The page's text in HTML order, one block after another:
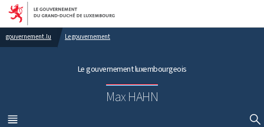
Aller au menu principal
Aller au contenu
gouvernement.lu Le gouvernement
Le gouvernement luxembourgeois
Max HAHN
MENU
PRINCIPAL
AFFICHER / MASQUER LA RECHERCHE